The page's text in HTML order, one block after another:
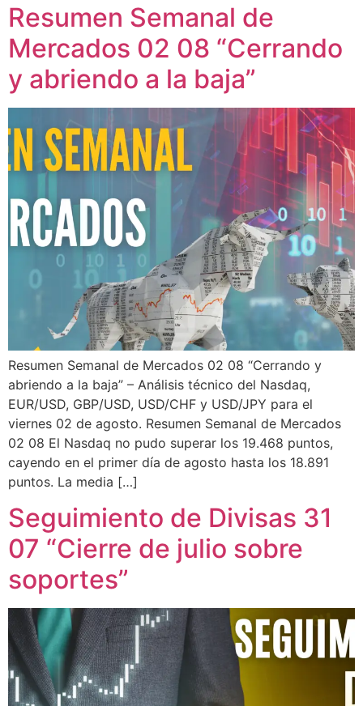
Resumen Semanal de
Mercados 02 08 “Cerrando
y abriendo a la baja”
Resumen Semanal de Mercados 02 08 “Cerrando y
abriendo a la baja” – Análisis técnico del Nasdaq,
EUR/USD, GBP/USD, USD/CHF y USD/JPY para el
viernes 02 de agosto. Resumen Semanal de Mercados
02 08 El Nasdaq no pudo superar los 19.468 puntos,
cayendo en el primer día de agosto hasta los 18.891
puntos. La media […]
Seguimiento de Divisas 31
07 “Cierre de julio sobre
soportes”